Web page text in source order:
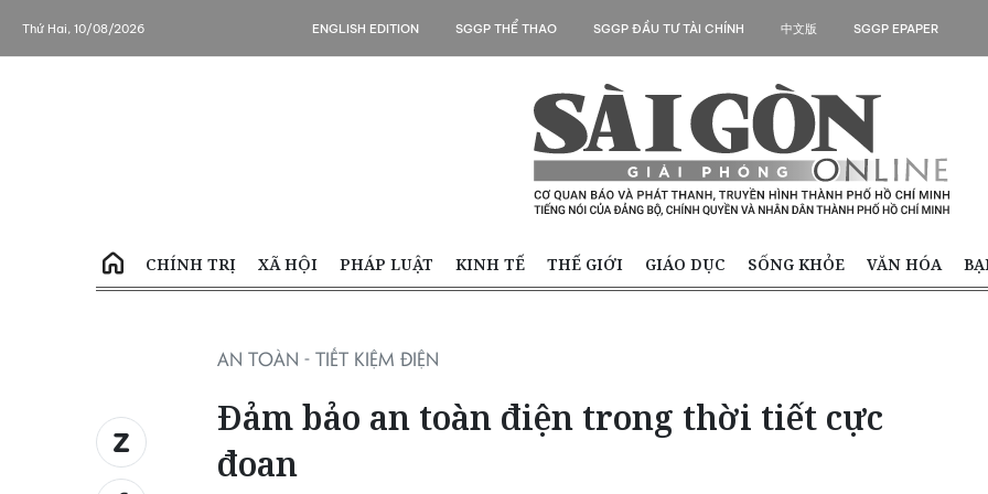
Thứ Hai, 10/08/2026 ENGLISH EDITION SGGP THỂ THAO SGGP ĐẦU TƯ TÀI CHÍNH 中文版 SGGP EPAPER
CHÍNH TRỊ XÃ HỘI PHÁP LUẬT KINH TẾ THẾ GIỚI GIÁO DỤC SỐNG KHỎE VĂN HÓA
AN TOÀN - TIẾT KIỆM ĐIỆN
Đảm bảo an toàn điện trong thời tiết cực
đoan